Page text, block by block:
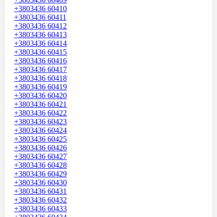
+3803436 60410
+3803436 60411
+3803436 60412
+3803436 60413
+3803436 60414
+3803436 60415
+3803436 60416
+3803436 60417
+3803436 60418
+3803436 60419
+3803436 60420
+3803436 60421
+3803436 60422
+3803436 60423
+3803436 60424
+3803436 60425
+3803436 60426
+3803436 60427
+3803436 60428
+3803436 60429
+3803436 60430
+3803436 60431
+3803436 60432
+3803436 60433